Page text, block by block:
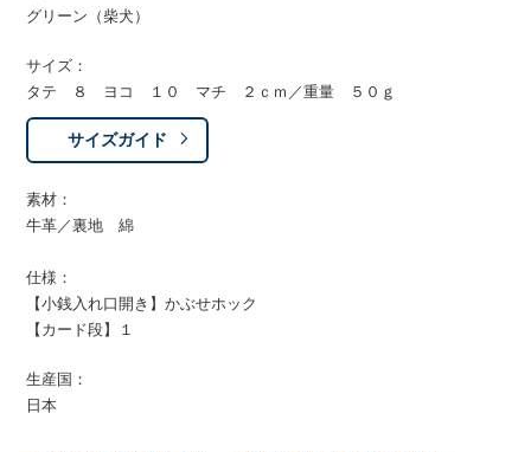
グリーン（柴犬）
サイズ：
タテ ８ ヨコ １０ マチ ２ｃｍ／重量 ５０ｇ
サイズガイド
素材：
牛革／裏地 綿
仕様：
【小銭入れ口開き】かぶせホック
【カード段】１
生産国：
日本